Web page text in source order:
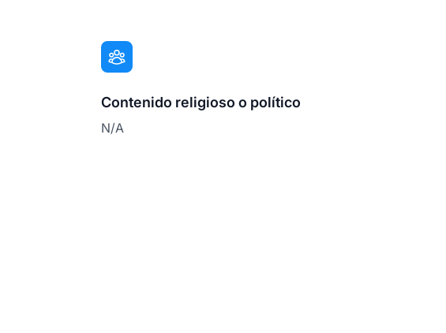
Contenido religioso o político
N/A